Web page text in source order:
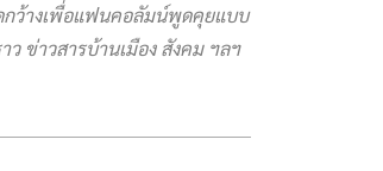
กว้างเพื่อแฟนคอลัมน์พูดคุยแบบ
ว ข่าวสารบ้านเมือง สังคม ฯลฯ